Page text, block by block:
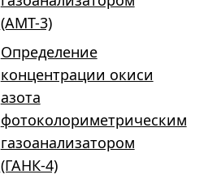
(АМТ-3)
Определение
концентрации окиси
азота
фотоколориметрическим
газоанализатором
(ГАНК-4)